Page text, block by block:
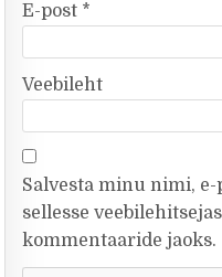
E-post *
Veebileht
Salvesta minu nimi, e-
sellesse
kommentaaride jaoks.